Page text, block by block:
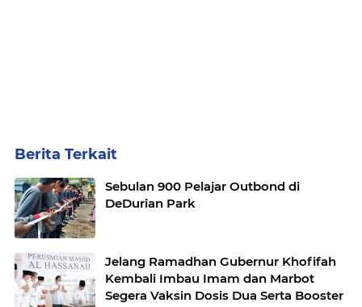
Berita Terkait
Sebulan 900 Pelajar Outbond di
DeDurian Park
Jelang Ramadhan Gubernur Khofifah
Kembali Imbau Imam dan Marbot
Segera Vaksin Dosis Dua Serta Booster